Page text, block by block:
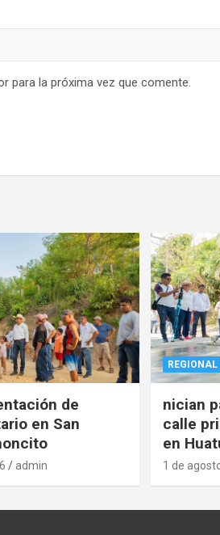
para la próxima vez que comente.
de
en San
admin
REGIONAL
nician
calle
en
1 de